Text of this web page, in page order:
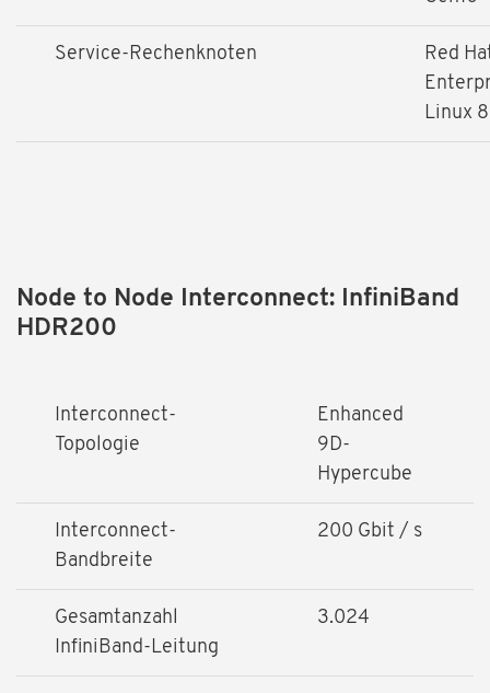
Service-Rechenknoten
Red
Linux 8
Node to Node Interconnect: InfiniBand
HDR200
Interconnect-
Topologie
Enhanced
9D-
Hypercube
Interconnect-
Bandbreite
200 Gbit / s
Gesamtanzahl
InfiniBand-Leitung
3.024